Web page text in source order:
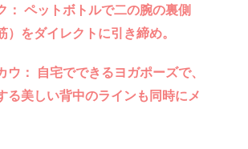
： ペットボトルで二の腕の裏側
）をダイレクトに引き締め。
ウ： 自宅でできるヨガポーズで、
る美しい背中のラインも同時にメ
を
ブライダルダイエット
におすすめの方法！4つ
の食事メニューや運動
方法を徹底解説